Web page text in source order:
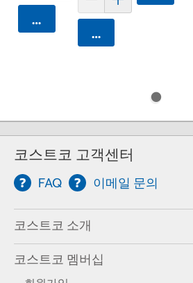
카트에 담기
카트에 담기
코스트코 고객센터
FAQ 이메일 문의
코스트코 소개
코스트코 멤버십